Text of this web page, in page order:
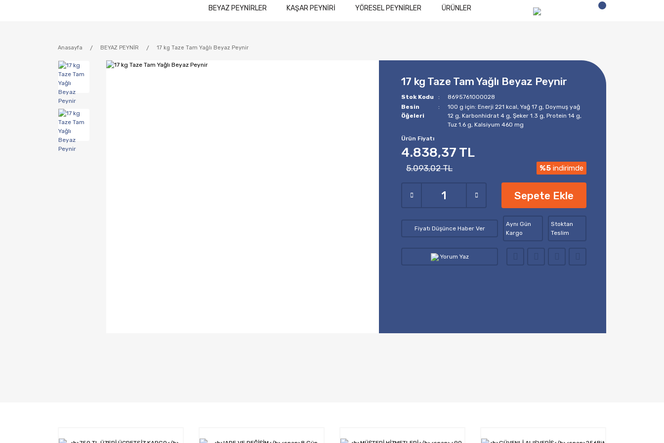
BEYAZ PEYNİRLER KAŞAR PEYNİRİ YÖRESEL PEYNİRLER ÜRÜNLER
Anasayfa BEYAZ PEYNİR 17 kg Taze Tam Yağlı Beyaz Peynir
17 kg Taze Tam Yağlı Beyaz Peynir
Stok Kodu
8695761000028
Besin
Öğeleri
100 g için: Enerji 221 kcal, Yağ 17 g, Doymuş yağ
12 g, Karbonhidrat 4 g, Şeker 1.3 g, Protein 14 g,
Tuz 1.6 g, Kalsiyum 460 mg
Ürün Fiyatı
4.838,37 TL
5.093,02 TL %5 indirimde
Sepete Ekle
Fiyatı Düşünce Haber Ver
Aynı Gün
Kargo
Stoktan
Teslim
Yorum Yaz